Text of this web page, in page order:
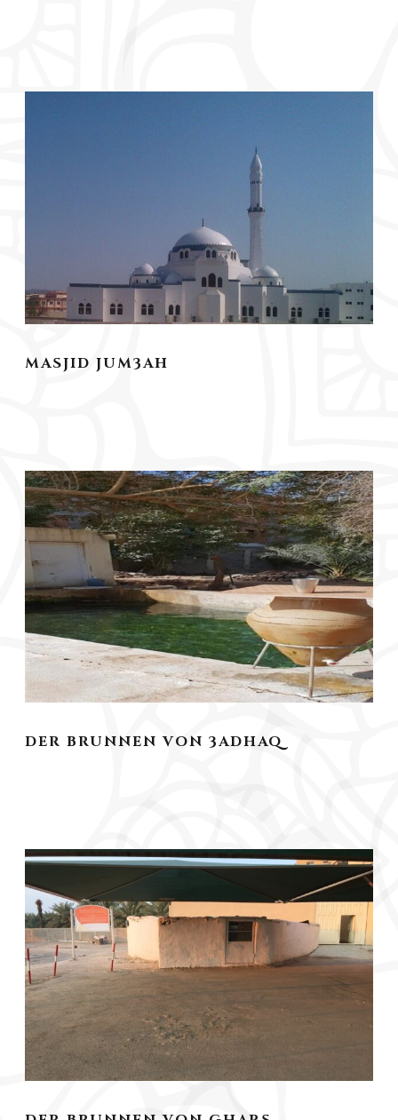
MASJID JUM3AH
DER BRUNNEN VON 3ADHAQ